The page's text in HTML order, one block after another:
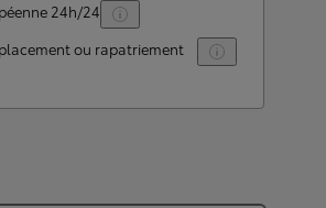
24h/24
ou rapatriement